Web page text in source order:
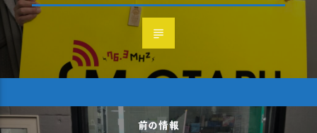
前の情報